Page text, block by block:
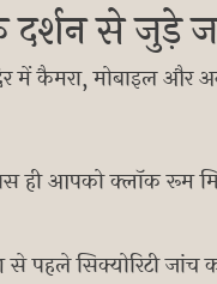
दर्शन से जुड़े
में कैमरा, मोबाइल और
ही आपको क्लॉक रूम
से पहले सिक्योरिटी जांच